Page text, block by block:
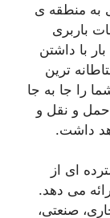
به منطقه ی
باربری
با داشتن
ترین
را جا به جا
حمل و نقل و
داشت.
ای از
می دهد.
صنعتی،